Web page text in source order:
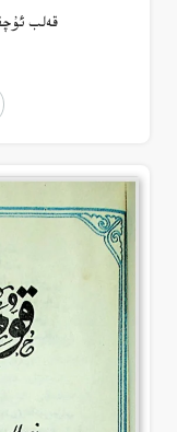
قەلب